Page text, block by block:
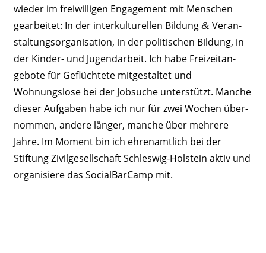
wieder im frei­wil­ligen Enga­gement mit Menschen
gear­beitet: In der inter­kul­tu­rellen Bildung& Veran­
stal­tungs­or­ga­ni­sation, in der poli­ti­schen Bildung, in
der Kinder- und Jugend­arbeit. Ich habe Frei­zeit­an­
gebote für Geflüchtete mitge­staltet und
Wohnungslose bei der Jobsuche unter­stützt. Manche
dieser Aufgaben habe ich nur für zwei Wochen über­
nommen, andere länger, manche über mehrere
Jahre. Im Moment bin ich ehren­amtlich bei der
Stiftung Zivil­ge­sell­schaft Schleswig-Holstein aktiv und
orga­ni­siere das Social­BarCamp mit.